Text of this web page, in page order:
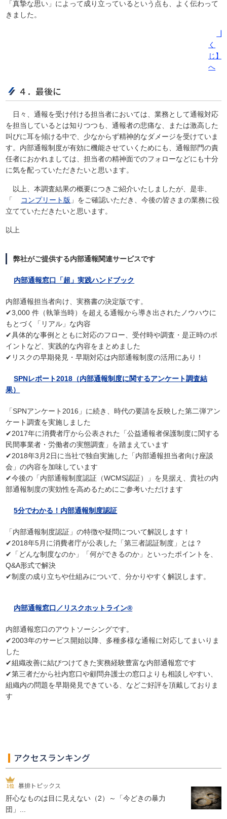
「真摯な思い」によって成り立っているという点も、よく伝わって
きました。
く
じ】
へ
４．最後に
日々、通報を受け付ける担当者においては、業務として通報対応
を担当しているとは知りつつも、通報者の悲痛な、または激高した
叫びに耳を傾ける中で、少なからず精神的なダメージを受けていま
す。内部通報制度が有効に機能させていくためにも、通報部門の責
任者におかれましては、担当者の精神面でのフォローなどにも十分
に気を配っていただきたいと思います。
以上、本調査結果の概要につきご紹介いたしましたが、是非、
「
コンプリート版 」をご確認いただき、今後の皆さまの業務に役
立てていただきたいと思います。
以上
弊社がご提供する内部通報関連サービスです
内部通報窓口「超」実践ハンドブック
内部通報担当者向け、実務書の決定版です。
✔3,000 件（執筆当時）を超える通報から導き出されたノウハウに
もとづく「リアル」な内容
✔具体的な事例とともに対応のフロー、受付時や調査・是正時のポ
イントなど、実践的な内容をまとめました
✔リスクの早期発見・早期対応は内部通報制度の活用にあり！
SPNレポート2018（内部通報制度に関するアンケート調査結
果）
「SPNアンケート2016」に続き、時代の要請を反映した第二弾アン
ケート調査を実施しました
✔2017年に消費者庁から公表された「公益通報者保護制度に関する
民間事業者・労働者の実態調査」を踏まえています
✔2018年3月2日に当社で独自実施した「内部通報担当者向け座談
会」の内容を加味しています
✔今後の「内部通報制度認証（WCMS認証）」を見据え、貴社の内
部通報制度の実効性を高めるためにご参考いただけます
5分でわかる！内部通報制度認証
「内部通報制度認証」の特徴や疑問について解説します！
✔2018年5月に消費者庁が公表した「第三者認証制度」とは？
✔「どんな制度なのか」「何ができるのか」といったポイントを、
Q&A形式で解決
✔制度の成り立ちや仕組みについて、分かりやすく解説します。
内部通報窓口／リスクホットライン®
内部通報窓口のアウトソーシングです。
✔2003年のサービス開始以降、多種多様な通報に対応してまいりま
した
✔組織改善に結びつけてきた実務経験豊富な内部通報窓です
✔第三者だから社内窓口や顧問弁護士の窓口よりも相談しやすい、
組織内の問題を早期発見できている、などご好評を頂戴しておりま
す
アクセスランキング
暴排トピックス
肝心なものは目に見えない（2）～「今どきの暴力
団」...